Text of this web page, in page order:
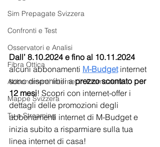
Sim Prepagate Svizzera
Confronti e Test
Osservatori e Analisi
Fibra Ottica
Abbonamenti Internet in Promozione
Mappe Svizzera
Tv e Streaming
Dall’ 8.10.2024 e fino al 10.11.2024
alcuni abbonamenti M-Budget internet
sono disponibili a prezzo scontato per
12 mesi! Scopri con internet-offer i
dettagli delle promozioni degli
abbonamenti internet di M-Budget e
inizia subito a risparmiare sulla tua
linea internet di casa!